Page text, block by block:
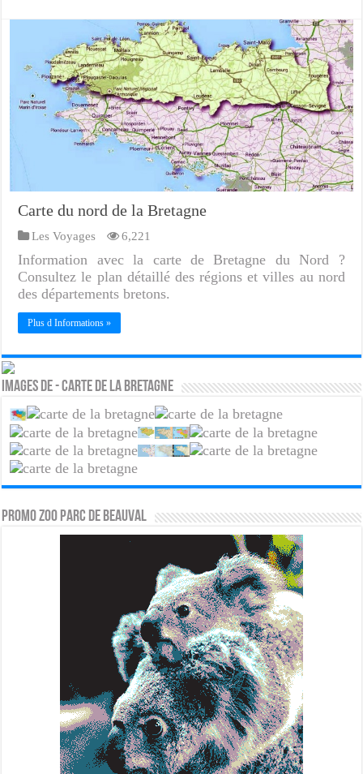
Carte du nord de la Bretagne
Les Voyages 6,221
Information avec la carte de Bretagne du Nord ?
Consultez le plan détaillé des régions et villes au nord
des départements bretons.
Plus d Informations »
Images de - Carte de la bretagne
PROMO ZOO PARC DE BEAUVAL